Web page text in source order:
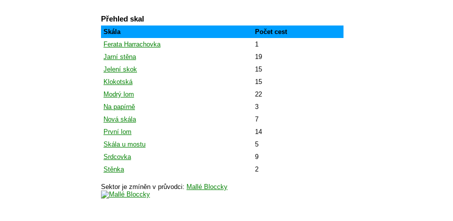
Přehled skal
Skála
Počet cest
Ferata Harrachovka
1
Jarní stěna
19
Jelení skok
15
Klokotská
15
Modrý lom
22
Na papírně
3
Nová skála
7
První lom
14
Skála u mostu
5
Srdcovka
9
Stěnka
2
Sektor je zmíněn v průvodci: Mallé Bloccky